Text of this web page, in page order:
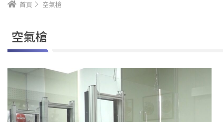
首頁 空氣槍
空氣槍